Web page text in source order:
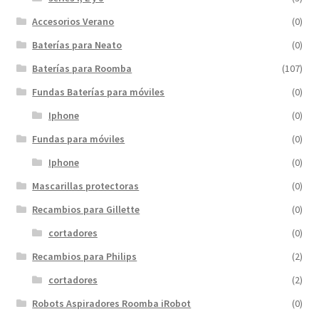
Accesorios Verano
(0)
Baterías para Neato
(0)
Baterías para Roomba
(107)
Fundas Baterías para móviles
(0)
Iphone
(0)
Fundas para móviles
(0)
Iphone
(0)
Mascarillas protectoras
(0)
Recambios para Gillette
(0)
cortadores
(0)
Recambios para Philips
(2)
cortadores
(2)
Robots Aspiradores Roomba iRobot
(0)